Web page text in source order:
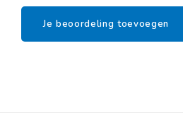
Je beoordeling toevoegen